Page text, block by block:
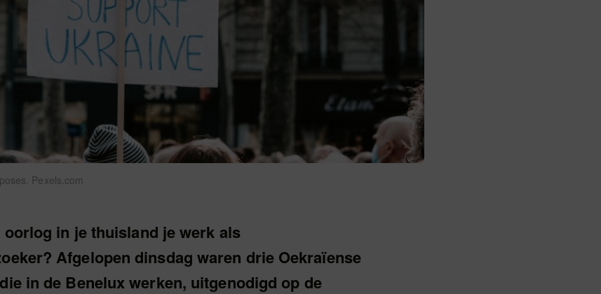
Pexels.com
in je thuisland je werk als
Afgelopen dinsdag waren drie Oekraïense
in de Benelux werken, uitgenodigd op de